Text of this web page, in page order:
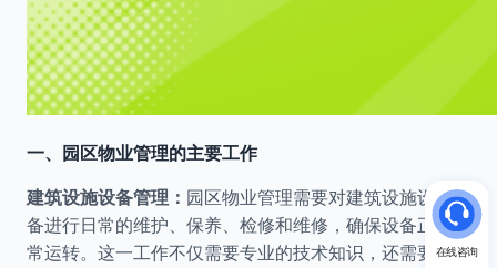
一、园区物业管理的主要工作
建筑设施设备管理： 园区物业管理需要对建筑设施设
备进行日常的维护、保养、检修和维修，确保设备正
常运转。这一工作不仅需要专业的技术知识，还需要
在线咨询